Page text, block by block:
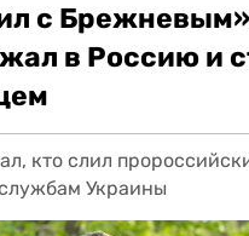
с
в Россию и
кто слил
Украины